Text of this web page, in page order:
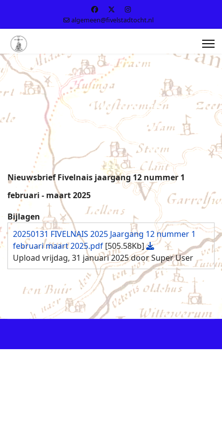
algemeen@fivelstadtocht.nl
Nieuwsbrief Fivelnais jaargang 12 nummer 1
februari - maart 2025
Bijlagen
20250131 FIVELNAIS 2025 Jaargang 12 nummer 1
februari maart 2025.pdf [505.58Kb]
Upload vrijdag, 31 januari 2025 door Super User